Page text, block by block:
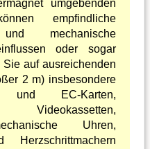
umgebenden
empfindliche
mechanische
oder sogar
Sie auf ausreichenden
2 m) insbesondere
EC-Karten,
Videokassetten,
Uhren,
Herzschrittmachern